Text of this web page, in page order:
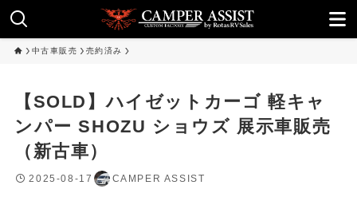
中古車販売 売約済み
【SOLD】ハイゼットカーゴ 軽キャ
ンパー SHOZU ショウズ 展示車販売
（新古車）
2025-08-17 CAMPER ASSIST